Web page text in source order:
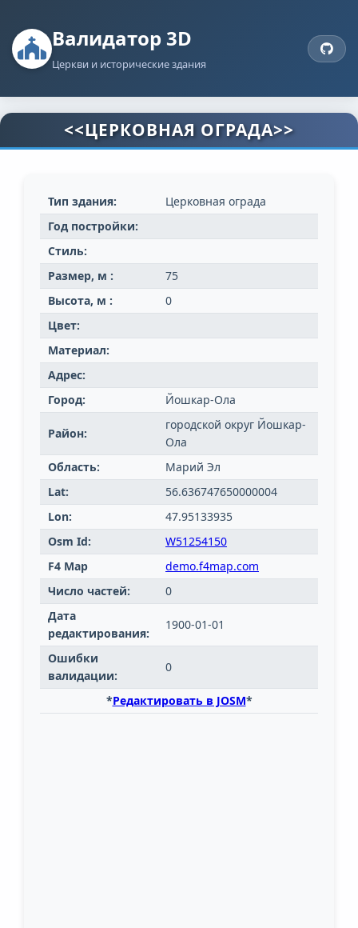
Валидатор 3D
Церкви и исторические здания
<<ЦЕРКОВНАЯ ОГРАДА>>
Тип здания:
Церковная ограда
Год постройки:
Стиль:
Размер, м :
75
Высота, м :
0
Цвет:
Материал:
Адрес:
Город:
Йошкар-Ола
Район:
городской округ Йошкар-
Ола
Область:
Марий Эл
Lat:
56.636747650000004
Lon:
47.95133935
Osm Id:
W51254150
F4 Map
demo.f4map.com
Число частей:
0
Дата
редактирования:
1900-01-01
Ошибки
валидации:
0
*Редактировать в JOSM*